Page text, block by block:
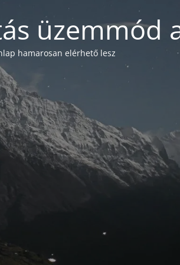
üzemmód
hamarosan elérhető lesz